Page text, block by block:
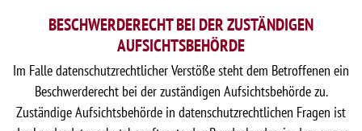
BESCHWERDERECHT BEI DER ZUSTÄNDIGEN
AUFSICHTSBEHÖRDE
Im Falle datenschutzrechtlicher Verstöße steht dem Betroffenen ein
Beschwerderecht bei der zuständigen Aufsichtsbehörde zu.
Zuständige Aufsichtsbehörde in datenschutzrechtlichen Fragen ist